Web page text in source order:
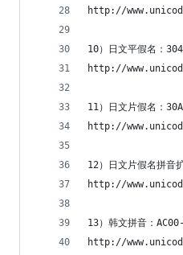
http://
10）日文平假名：
http://
11）日文片假名：
http://
12）日文片假名拼音
http://
13）韩文拼音：
http://